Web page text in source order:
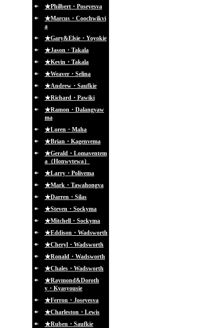
★Philbert・Poseyesva
★Marcus・Coochwikvi
a
★Gary&Elsie・Yoyokie
★Jason・Takala
★Kevin・Takala
★Weaver・Selina
★Andrew・Saufkie
★Richard・Pawiki
★Ramon・Dalangyaw
ma
★Loren・Maha
★Brian・Kagenvema
★Gerald・Lomaventem
a（Honwytewa）
★Larry・Polivema
★Mark・Tawahongva
★Darren・Silas
★Steven・Sockyma
★Mitchell・Sockyma
★Eddison・Wadsworth
★Cheryl・Wadsworth
★Ronald・Wadsworth
★Chales・Wadsworth
★Raymond&Doroth
y・Kyasyousie
★Ferron・Joseyesva
★Charleston・Lewis
★Ruben・Saufkie